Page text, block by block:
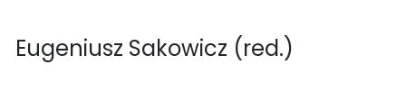
Eugeniusz Sakowicz (red.)